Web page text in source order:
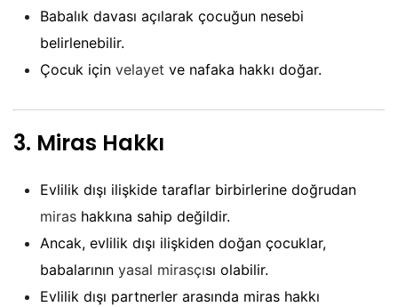
Babalık davası açılarak çocuğun nesebi
belirlenebilir.
Çocuk için velayet ve nafaka hakkı doğar.
3. Miras Hakkı
Evlilik dışı ilişkide taraflar birbirlerine doğrudan
miras hakkına sahip değildir.
Ancak, evlilik dışı ilişkiden doğan çocuklar,
babalarının yasal mirasçısı olabilir.
Evlilik dışı partnerler arasında miras hakkı